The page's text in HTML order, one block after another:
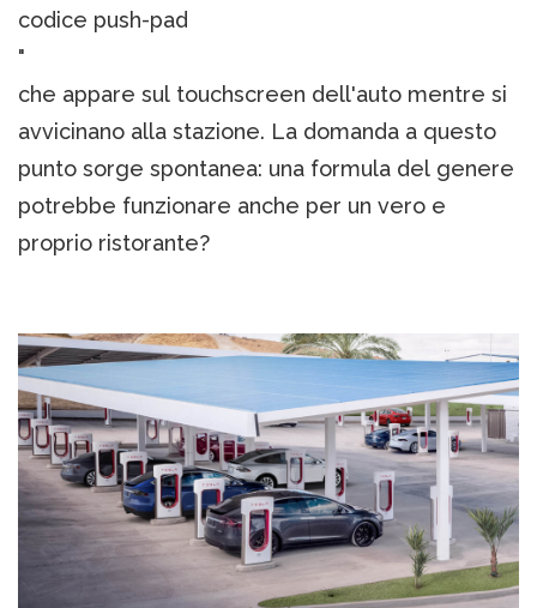
codice push-pad
"
che appare sul touchscreen dell'auto mentre si
avvicinano alla stazione. La domanda a questo
punto sorge spontanea: una formula del genere
potrebbe funzionare anche per un vero e
proprio ristorante?